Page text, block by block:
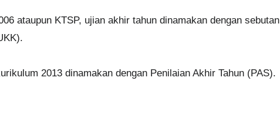
ataupun KTSP, ujian akhir tahun dinamakan dengan sebutan
2013 dinamakan dengan Penilaian Akhir Tahun (PAS).